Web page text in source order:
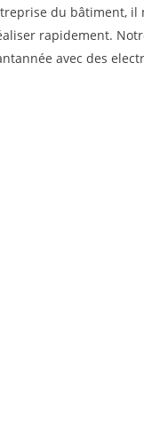
du bâtiment, il
rapidement.
avec des